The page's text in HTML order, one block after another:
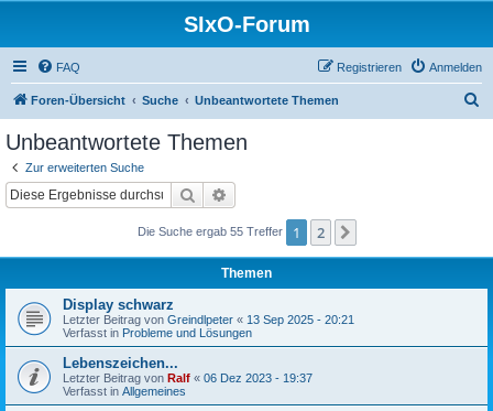
SIxO-Forum
FAQ Anmelden
Registrieren
Foren-Übersicht Suche Unbeantwortete Themen
Unbeantwortete Themen
Zur erweiterten Suche
Suche
Die Suche ergab 55 Treffer 1 2
Themen
Display schwarz
Letzter Beitrag von Greindlpeter « 13 Sep 2025 - 20:21
Verfasst in Probleme und Lösungen
Lebenszeichen...
Letzter Beitrag von Ralf « 06 Dez 2023 - 19:37
Verfasst in Allgemeines